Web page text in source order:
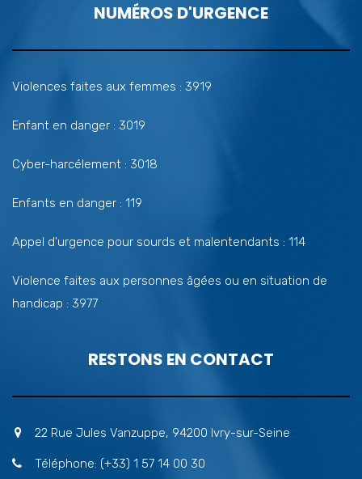
NUMÉROS D'URGENCE
Violences faites aux femmes : 3919
Enfant en danger : 3019
Cyber-harcélement : 3018
Enfants en danger : 119
Appel d'urgence pour sourds et malentendants : 114
Violence faites aux personnes âgées ou en situation de
handicap : 3977
RESTONS EN CONTACT
22 Rue Jules Vanzuppe, 94200 Ivry-sur-Seine
Téléphone: (+33) 1 57 14 00 30